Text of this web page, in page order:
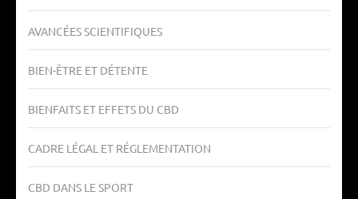
AVANCÉES SCIENTIFIQUES
BIEN-ÊTRE ET DÉTENTE
BIENFAITS ET EFFETS DU CBD
CADRE LÉGAL ET RÉGLEMENTATION
CBD DANS LE SPORT